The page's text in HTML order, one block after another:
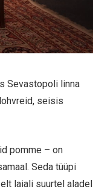
Sevastopoli linna
seisis
pomme – on
Seda tüüpi
laiali suurtel aladel